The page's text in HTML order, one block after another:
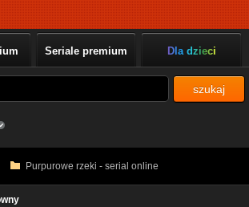
Seriale premium Dla dzieci
szukaj
Purpurowe rzeki - serial online